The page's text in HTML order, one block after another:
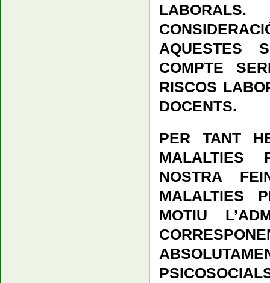
AQUESTES
COMPTE
RISCOS
DOCENTS.
PER TANT
MALALTIES
NOSTRA
MALALTIES
MOTIU